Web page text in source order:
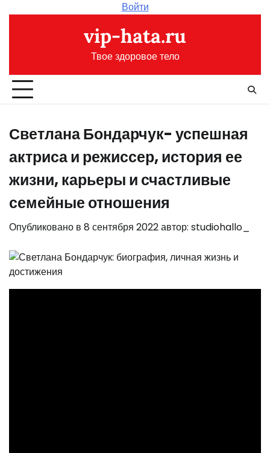
Войти
vip-hata.ru
Твое здоровое тело
Светлана Бондарчук- успешная
актриса и режиссер, история ее
жизни, карьеры и счастливые
семейные отношения
Опубликовано в 8 сентября 2022автор: studiohallo_